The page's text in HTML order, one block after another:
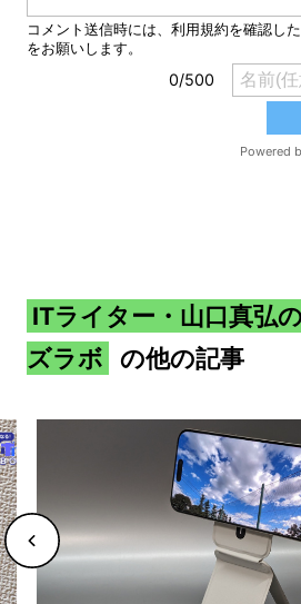
ITライター・山口真弘
ズラボ
の他の記事